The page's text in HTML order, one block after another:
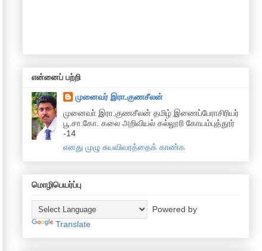
என்னைப் பற்றி
முனைவர் இரா.குணசீலன்
முனைவா் இரா.குணசீலன் தமிழ் இணைப்பேராசிரியர்
பூ.சா.கோ. கலை அறிவியல் கல்லூரி கோயம்புத்தூர்
-14
எனது முழு சுயவிவரத்தைக் காண்க
மொழிபெயர்ப்பு
Powered by
Translate